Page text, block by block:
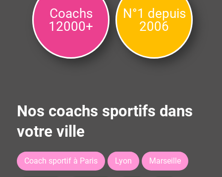
Coachs
12000+
N°1 depuis
2006
Nos coachs sportifs dans
votre ville
Coach sportif à Paris Lyon Marseille